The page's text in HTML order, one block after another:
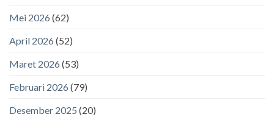
Mei 2026 (62)
April 2026 (52)
Maret 2026 (53)
Februari 2026 (79)
Desember 2025 (20)